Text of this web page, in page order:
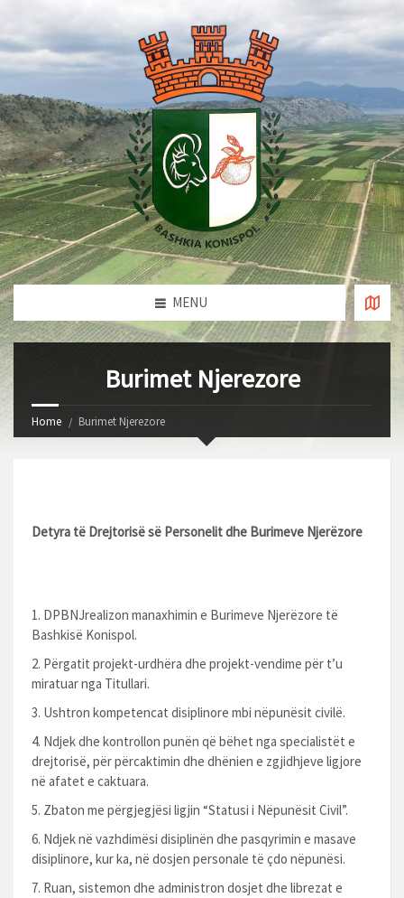
MENU
Burimet Njerezore
Home Burimet Njerezore
Detyra të Drejtorisë së Personelit dhe Burimeve Njerëzore
DPBNJrealizon manaxhimin e Burimeve Njerëzore të
Bashkisë Konispol.
Përgatit projekt-urdhëra dhe projekt-vendime për t’u
miratuar nga Titullari.
Ushtron kompetencat disiplinore mbi nëpunësit civilë.
Ndjek dhe kontrollon punën që bëhet nga specialistët e
drejtorisë, për përcaktimin dhe dhënien e zgjidhjeve ligjore
në afatet e caktuara.
Zbaton me përgjegjësi ligjin “Statusi i Nëpunësit Civil”.
Ndjek në vazhdimësi disiplinën dhe pasqyrimin e masave
disiplinore, kur ka, në dosjen personale të çdo nëpunësi.
Ruan, sistemon dhe administron dosjet dhe librezat e